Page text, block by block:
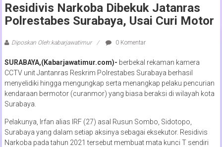
Residivis Narkoba Dibekuk Jatanras
Polrestabes Surabaya, Usai Curi Motor
Diposkan Oleh:kabarjawatimur 0 Komentar
SURABAYA,(Kabarjawatimur.com)- berbekal rekaman kamera
CCTV unit Jantanras Reskrim Polrestabes Surabaya berhasil
menyelidiki hingga mengungkap serta menangkap pelaku pencurian
kendaraan bermotor (curanmor) yang biasa beraksi di wilayah kota
Surabaya.
Pelakunya, Irfan alias IRF (27) asal Rusun Sombo, Sidotopo,
Surabaya yang dalam setiap aksinya sebagai eksekutor. Residivis
Narkoba pada tahun 2021 tersebut membuat mata kunci T sendiri